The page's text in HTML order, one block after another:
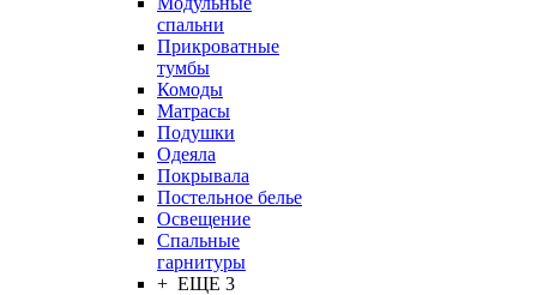
спальни
Прикроватные
тумбы
Комоды
Матрасы
Подушки
Одеяла
Покрывала
Постельное белье
Освещение
Спальные
гарнитуры
+ ЕЩЕ 3